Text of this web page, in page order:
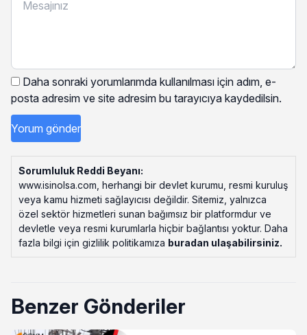
Daha sonraki yorumlarımda kullanılması için adım, e-
posta adresim ve site adresim bu tarayıcıya kaydedilsin.
Sorumluluk Reddi Beyanı:
www.isinolsa.com, herhangi bir devlet kurumu, resmi kuruluş
veya kamu hizmeti sağlayıcısı değildir. Sitemiz, yalnızca
özel sektör hizmetleri sunan bağımsız bir platformdur ve
devletle veya resmi kurumlarla hiçbir bağlantısı yoktur. Daha
fazla bilgi için gizlilik politikamıza buradan ulaşabilirsiniz.
Benzer Gönderiler